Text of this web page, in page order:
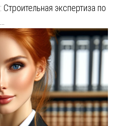
экспертиза по